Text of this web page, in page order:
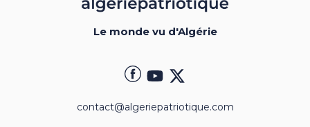
Le monde vu d'Algérie
contact@algeriepatriotique.com